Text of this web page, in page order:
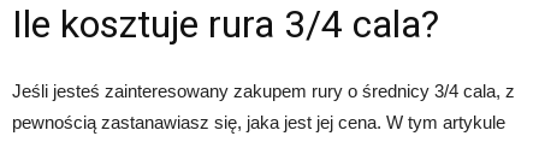
Ile kosztuje rura 3/4 cala?
Jeśli jesteś zainteresowany zakupem rury o średnicy 3/4 cala, z
pewnością zastanawiasz się, jaka jest jej cena. W tym artykule